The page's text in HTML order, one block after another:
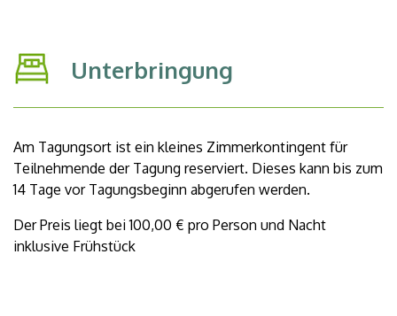
Unterbringung
Am Tagungsort ist ein kleines Zimmerkontingent für
Teilnehmende der Tagung reserviert. Dieses kann bis zum
14 Tage vor Tagungsbeginn abgerufen werden.
Der Preis liegt bei 100,00 € pro Person und Nacht
inklusive Frühstück